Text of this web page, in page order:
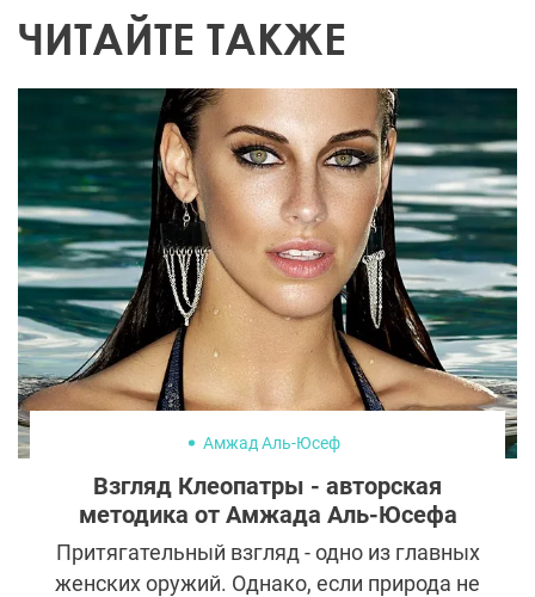
ЧИТАЙТЕ ТАКЖЕ
Амжад Аль-Юсеф
Взгляд Клеопатры - авторская
методика от Амжада Аль-Юсефа
Притягательный взгляд - одно из главных
женских оружий. Однако, если природа не